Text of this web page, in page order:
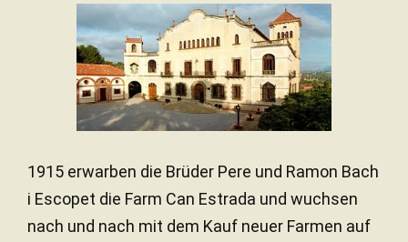
1915 erwarben die Brüder Pere und Ramon Bach
i Escopet die Farm Can Estrada und wuchsen
nach und nach mit dem Kauf neuer Farmen auf